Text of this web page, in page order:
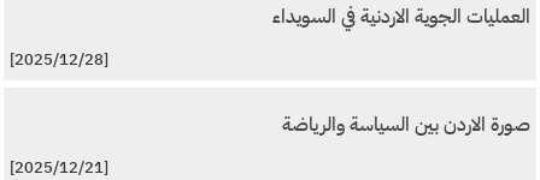
العمليات الجوية الاردنية في السويداء
[2025/12/28]
صورة الاردن بين السياسة والرياضة
[2025/12/21]